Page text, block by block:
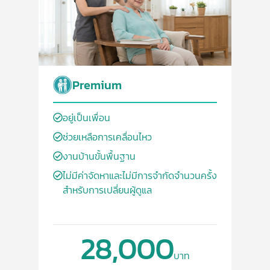
Premium
อยู่เป็นเพื่อน
ช่วยเหลือการเคลื่อนไหว
งานบ้านขั้นพื้นฐาน
ไม่มีค่าจัดหาและไม่มีการจำกัดจำนวนครั้ง
สำหรับการเปลี่ยนผู้ดูแล
28,000บาท